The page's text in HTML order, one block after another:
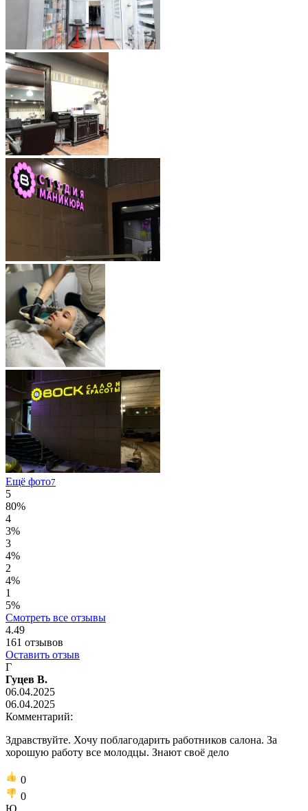
Ещё фото7
5
80%
4
3%
3
4%
2
4%
1
5%
Смотреть все отзывы
4.49
161 отзывов
Оставить отзыв
Г
Гуцев В.
06.04.2025
06.04.2025
Комментарий:
Здравствуйте. Хочу поблагодарить работников салона. За
хорошую работу все молодцы. Знают своё дело
0
0
Ю